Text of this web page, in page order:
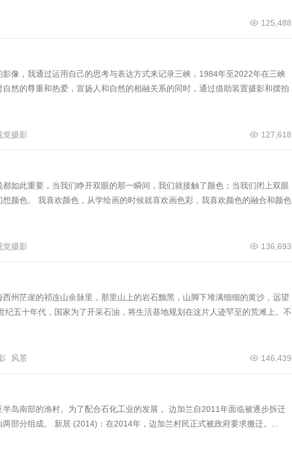
125,488
像，我通过运用自己的思考与表达方式来记录三峡，1984年至2022年在三峡
然的尊重和热爱，宣扬人和自然的相融关系的同时，通过借助装置摄影和摆拍
127,618
觉摄影
如此重要，当我们睁开双眼的那一瞬间，我们就接触了颜色；当我们闭上双眼
颜色。 我喜欢颜色，从学绘画的时候就喜欢画色彩，我喜欢颜色的融合和颜色
136,693
觉摄影
州茫崖的祁连山余脉里，那里山上的岩石黝黑，山脚下堆满细细的黄沙，远望
五十年代，国家为了开采石油，将生活基地规划在这片人迹罕至的荒滩上。不
146,439
风景
岛南部的渔村。为了配合⽯化⼯业的发展， 边加兰⾃2011年⾯临被逐步拆迁
部分组成。 新居 (2014)：在2014年，边加兰村⺠正式被政府要求搬迁。...